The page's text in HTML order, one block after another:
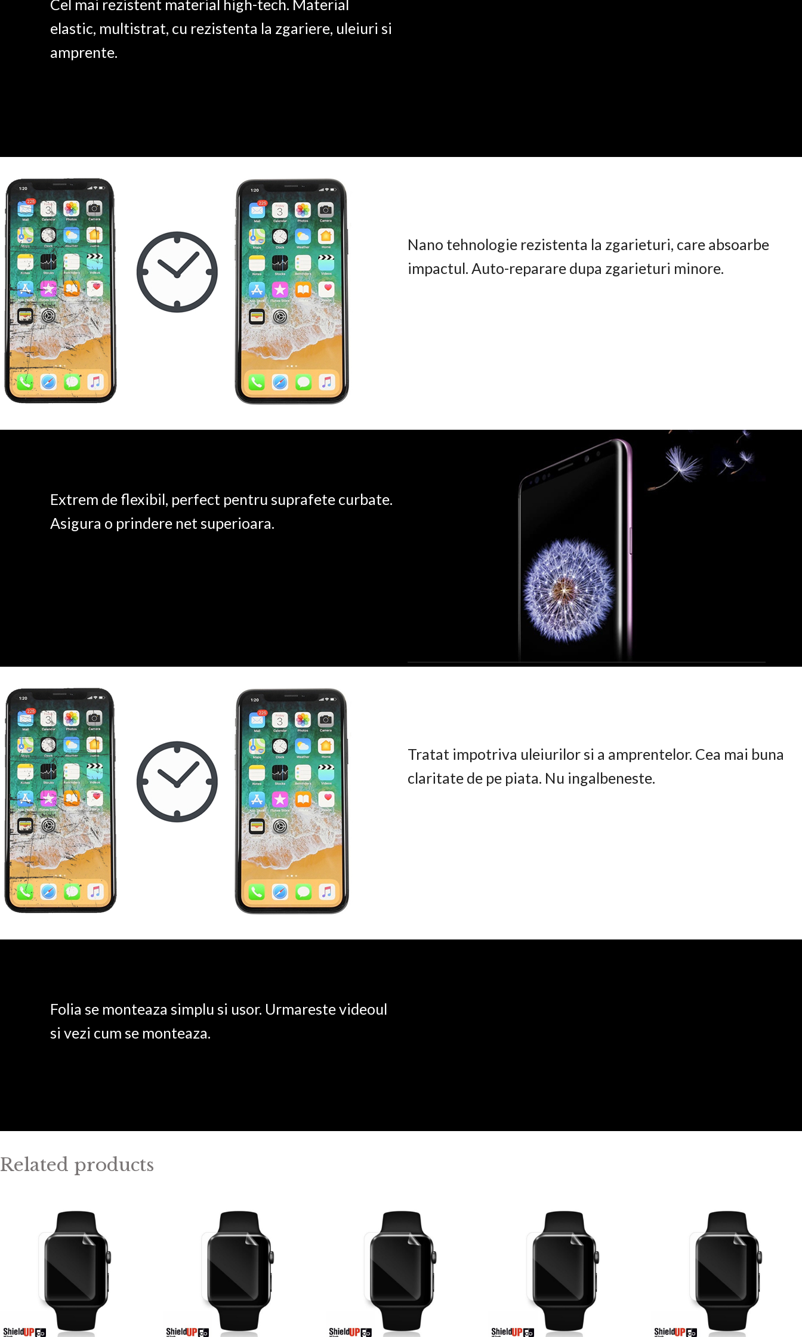
Cel mai rezistent material high-tech. Material
elastic, multistrat, cu rezistenta la zgariere, uleiuri si
amprente.
Nano tehnologie rezistenta la zgarieturi, care absoarbe
impactul. Auto-reparare dupa zgarieturi minore.
Extrem de flexibil, perfect pentru suprafete curbate.
Asigura o prindere net superioara.
Tratat impotriva uleiurilor si a amprentelor. Cea mai buna
claritate de pe piata. Nu ingalbeneste.
Folia se monteaza simplu si usor. Urmareste videoul
si vezi cum se monteaza.
Related products